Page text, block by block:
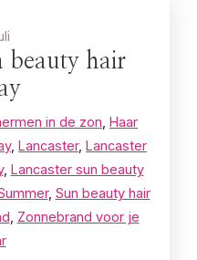
beauty hair
in de zon Haar
, Lancaster, Lancaster
, Lancaster sun beauty
, Sun beauty hair
Zonnebrand voor je